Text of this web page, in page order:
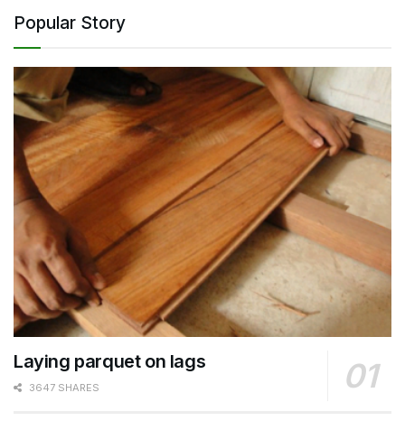
Popular Story
Laying parquet on lags
3647 SHARES